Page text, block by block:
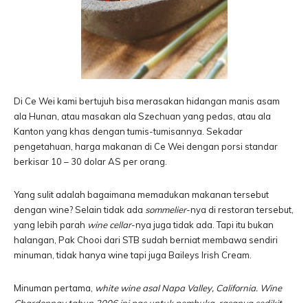
Di Ce Wei kami bertujuh bisa merasakan hidangan manis asam
ala Hunan, atau masakan ala Szechuan yang pedas, atau ala
Kanton yang khas dengan tumis-tumisannya. Sekadar
pengetahuan, harga makanan di Ce Wei dengan porsi standar
berkisar 10 – 30 dolar AS per orang.
Yang sulit adalah bagaimana memadukan makanan tersebut
dengan wine? Selain tidak ada sommelier-nya di restoran tersebut,
yang lebih parah wine cellar-nya juga tidak ada. Tapi itu bukan
halangan, Pak Chooi dari STB sudah berniat membawa sendiri
minuman, tidak hanya wine tapi juga Baileys Irish Cream.
Minuman pertama, white wine asal Napa Valley, California. Wine